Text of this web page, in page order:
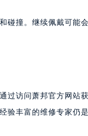
碰撞。继续佩戴可能
过访问萧邦官方网站
验丰富的维修专家仍是